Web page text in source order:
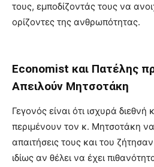
τους, εμποδίζοντάς τους να
ορίζοντες της ανθρωπότητας.
Economist και Πατέλης
Απειλούν Μητσοτάκη
Γεγονός είναι ότι ισχυρά
περιμένουν τον κ. Μητσοτάκη να
απαιτήσεις τους και του
ιδίως αν θέλει να έχει